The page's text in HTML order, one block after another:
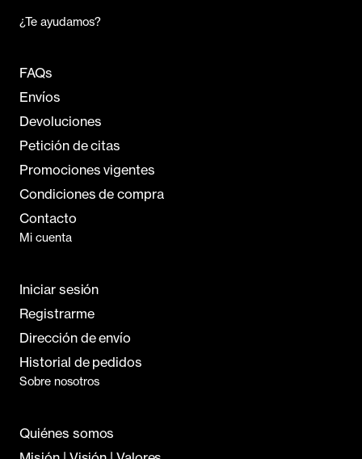
¿Te ayudamos?
FAQs
Envíos
Devoluciones
Petición de citas
Promociones vigentes
Condiciones de compra
Contacto
Mi cuenta
Iniciar sesión
Registrarme
Dirección de envío
Historial de pedidos
Sobre nosotros
Quiénes somos